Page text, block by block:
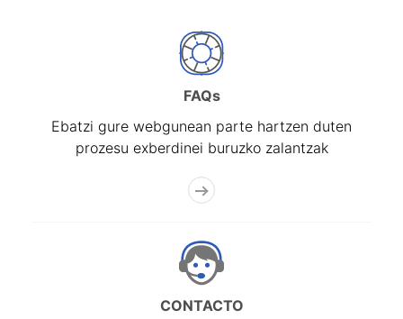
FAQs
Ebatzi gure webgunean parte hartzen duten
prozesu exberdinei buruzko zalantzak
CONTACTO